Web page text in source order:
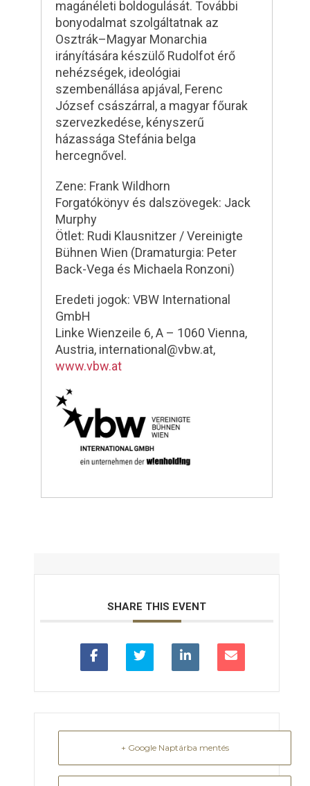
magánéleti boldogulását. További
bonyodalmat szolgáltatnak az
Osztrák–Magyar Monarchia
irányítására készülő Rudolfot érő
nehézségek, ideológiai
szembenállása apjával, Ferenc
József császárral, a magyar főurak
szervezkedése, kényszerű
házassága Stefánia belga
hercegnővel.
Zene: Frank Wildhorn
Forgatókönyv és dalszövegek: Jack
Murphy
Ötlet: Rudi Klausnitzer / Vereinigte
Bühnen Wien (Dramaturgia: Peter
Back-Vega és Michaela Ronzoni)
Eredeti jogok: VBW International
GmbH
Linke Wienzeile 6, A – 1060 Vienna,
Austria, international@vbw.at,
www.vbw.at
SHARE THIS EVENT
+ Google Naptárba mentés